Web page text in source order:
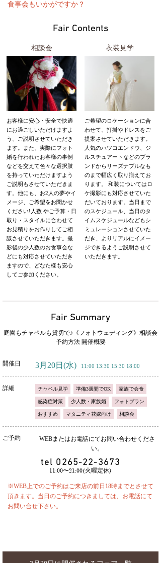
食事会もいかがですか？
Fair Contents
相談会
お客様に安心・安全で快適
にお過ごしいただけますよ
う、ご説明させていただき
ます。また、実際にフォト
婚を行われたお客様の事例
などを交えて色々な選択肢
を持っていただけますよう
ご説明もさせていただきま
す。他にも、お2人の夢やイ
メージ、ご希望をお聞かせ
ください!人数 やご予算・日
取り・スタイルに合わせて
お見積りをお作りしてご相
談させていただきます。撮
影後の少人数のお食事会な
どにも対応させていただき
ますので、どなた様も安心
してご参加ください。
衣装見学
ご希望のロケーションに合
わせて、打掛やドレスをご
提案させていただきます。
人気のハツコエンドウ、ジ
ルスチュアートなどのブラ
ンドからリーズナブルなも
のまで幅広く取り揃えてお
ります。 和装についてはロ
ケ撮影にも対応させていた
だいております。当日まで
のスケジュール、当日のタ
イムスケジュールなどもシ
ミュレーションさせていた
だき、よりリアルにイメー
ジできるようご説明させて
いただきます。
Fair Summary
庭園もチャペルも貸切で♪《フォトウェディング》相談会
予約方法 開催概要
開催日 3月20日 (水) 11:00 13:30 15:30 18:00
詳細 チャペル見学 準備3週間でOK 家族で会食
感染症対策 少人数・家族婚 フォトプラン
おすすめ マタニティ花嫁向け 相談会
ご予約
WEBまたはお電話にてお問い合わせくださ
い。
tel 0265-22-3673
11:00〜21:00(火曜定休)
※WEB上でのご予約はご来店の前日18時までとさせて
頂きます。当日のご予約につきましては、お電話にて
お問い合せ下さい。